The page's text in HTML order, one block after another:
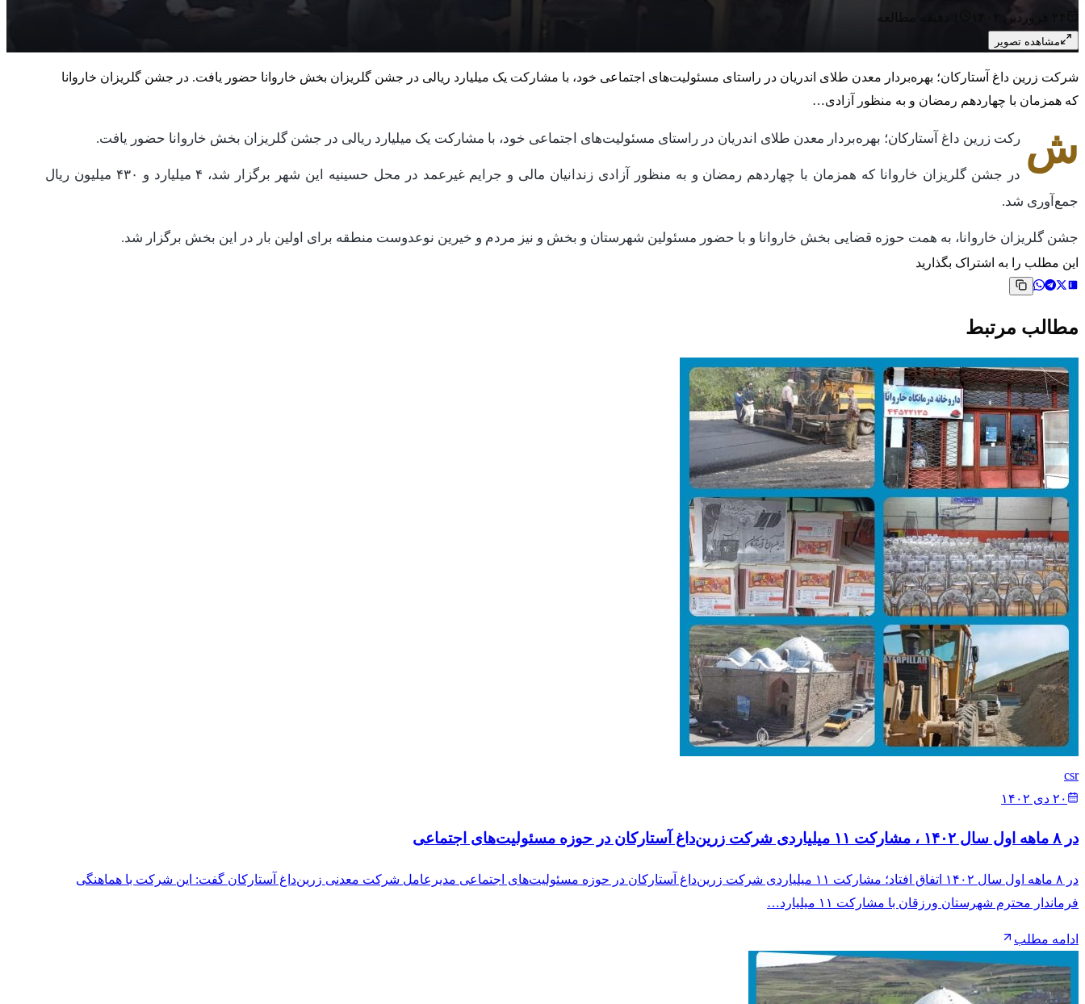
دقیقه مطالعه
مشاهده تصویر
شرکت زرین داغ آستارکان؛ بهره‌بردار معدن طلای اندریان در راستای مسئولیت‌‌های اجتماعی خود، با مشارکت یک میلیارد ریالی در جشن گلریزان بخش خاروانا حضور یافت. در جشن گلریزان خاروانا
که همزمان با چهاردهم رمضان و به منظور آزادی…
ش رکت زرین داغ آستارکان؛ بهره‌بردار معدن طلای اندریان در راستای مسئولیت‌‌های اجتماعی خود، با مشارکت یک میلیارد ریالی در جشن گلریزان بخش خاروانا حضور یافت.
در جشن گلریزان خاروانا که همزمان با چهاردهم رمضان و به منظور آزادی زندانیان مالی و جرایم غیرعمد در محل حسینیه این شهر برگزار شد، ۴ میلیارد و ۴۳۰ میلیون ریال
جمع‌آوری شد.
جشن گلریزان خاروانا، به همت حوزه قضایی بخش خاروانا و با حضور مسئولین شهرستان و بخش و نیز مردم و خیرین نوعدوست منطقه برای اولین بار در این بخش برگزار شد.
این مطلب را به اشتراک بگذارید
مطالب مرتبط
csr
۲۰ دی ۱۴۰۲
در ۸ ماهه اول سال ۱۴۰۲ ، مشارکت ۱۱ میلیاردی شرکت زرین‌داغ آستارکان در حوزه مسئولیت‌های اجتماعی
در ۸ ماهه اول سال ۱۴۰۲ اتفاق افتاد؛ مشارکت ۱۱ میلیاردی شرکت زرین‌داغ آستارکان در حوزه مسئولیت‌های اجتماعی مدیرعامل شرکت معدنی زرین‌داغ آستارکان گفت: این شرکت با هماهنگی
فرماندار محترم شهرستان ورزقان با مشارکت ۱۱ میلیارد…
ادامه مطلب